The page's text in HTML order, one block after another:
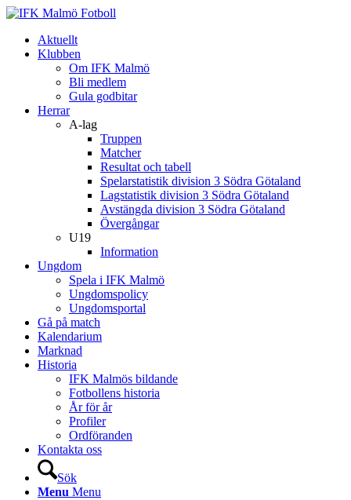
Aktuellt
Klubben
Om IFK Malmö
Bli medlem
Gula godbitar
Herrar
A-lag
Truppen
Matcher
Resultat och tabell
Spelarstatistik division 3 Södra Götaland
Lagstatistik division 3 Södra Götaland
Avstängda division 3 Södra Götaland
Övergångar
U19
Information
Ungdom
Spela i IFK Malmö
Ungdomspolicy
Ungdomsportal
Gå på match
Kalendarium
Marknad
Historia
IFK Malmös bildande
Fotbollens historia
År för år
Profiler
Ordföranden
Kontakta oss
Sök
Menu Menu